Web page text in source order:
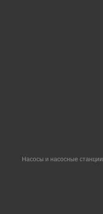
Насосы и насосные станции